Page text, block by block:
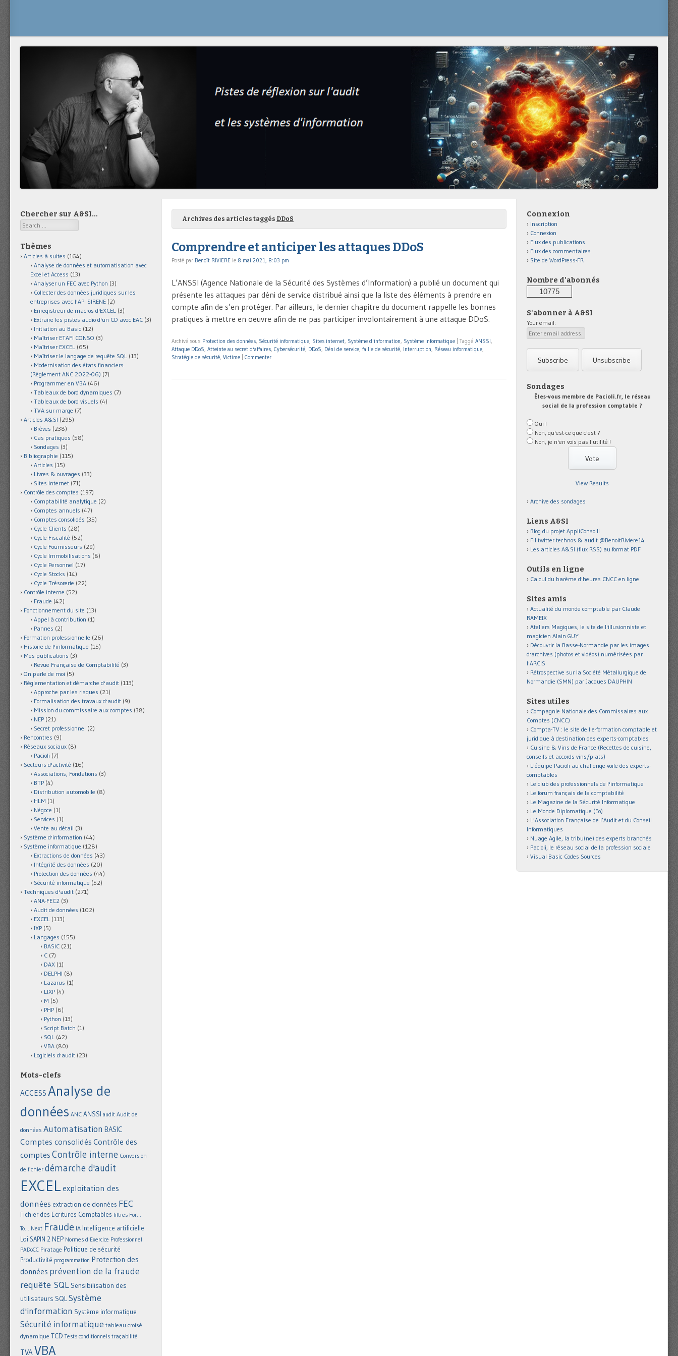
Archives des articles taggés DDoS
Comprendre et anticiper les attaques DDoS
Posté par Benoît RIVIERE le 8 mai 2021, 8:03 pm
L’ANSSI (Agence Nationale de la Sécurité des Systèmes d’Information) a publié un document qui
présente les attaques par déni de service distribué ainsi que la liste des éléments à prendre en
compte afin de s’en protéger. Par ailleurs, le dernier chapitre du document rappelle les bonnes
pratiques à mettre en oeuvre afin de ne pas participer involontairement à une attaque DDoS.
Archivé sous Protection des données, Sécurité informatique, Sites internet, Système d'information, Système informatique Taggé ANSSI,
Attaque DDoS, Atteinte au secret d'affaires, Cybersécurité, DDoS, Déni de service, faille de sécurité, Interruption, Réseau informatique,
Stratégie de sécurité, Victime Commenter
Chercher sur A&SI…
Search
Thèmes
Articles à suites (164)
Analyse de données et automatisation avec
Excel et Access (13)
Analyser un FEC avec Python (3)
Collecter des données juridiques sur les
entreprises avec l'API SIRENE (2)
Enregistreur de macros d'EXCEL (3)
Extraire les pistes audio d'un CD avec EAC (3)
Initiation au Basic (12)
Maîtriser ETAFI CONSO (3)
Maîtriser EXCEL (65)
Maîtriser le langage de requête SQL (13)
Modernisation des états financiers
(Règlement ANC 2022-06) (7)
Programmer en VBA (46)
Tableaux de bord dynamiques (7)
Tableaux de bord visuels (4)
TVA sur marge (7)
Articles A&SI (295)
Brèves (238)
Cas pratiques (58)
Sondages (3)
Bibliographie (115)
Articles (15)
Livres & ouvrages (33)
Sites internet (71)
Contrôle des comptes (197)
Comptabilité analytique (2)
Comptes annuels (47)
Comptes consolidés (35)
Cycle Clients (28)
Cycle Fiscalité (52)
Cycle Fournisseurs (29)
Cycle Immobilisations (8)
Cycle Personnel (17)
Cycle Stocks (14)
Cycle Trésorerie (22)
Contrôle interne (52)
Fraude (42)
Fonctionnement du site (13)
Appel à contribution (1)
Pannes (2)
Formation professionnelle (26)
Histoire de l'informatique (15)
Mes publications (3)
Revue Française de Comptabilité (3)
On parle de moi (5)
Réglementation et démarche d'audit (113)
Approche par les risques (21)
Formalisation des travaux d'audit (9)
Mission du commissaire aux comptes (38)
NEP (21)
Secret professionnel (2)
Rencontres (9)
Réseaux sociaux (8)
Pacioli (7)
Secteurs d'activité (16)
Associations, Fondations (3)
BTP (4)
Distribution automobile (8)
HLM (1)
Négoce (1)
Services (1)
Vente au détail (3)
Système d'information (44)
Système informatique (128)
Extractions de données (43)
Intégrité des données (20)
Protection des données (44)
Sécurité informatique (52)
Techniques d'audit (271)
ANA-FEC2 (3)
Audit de données (102)
EXCEL (113)
IXP (5)
Langages (155)
BASIC (21)
C (7)
DAX (1)
DELPHI (8)
Lazarus (1)
LIXP (4)
M (5)
PHP (6)
Python (13)
Script Batch (1)
SQL (42)
VBA (80)
Logiciels d'audit (23)
Mots-clefs
ACCESS Analyse de
données ANC ANSSI audit Audit de
données Automatisation BASIC
Comptes consolidés Contrôle des
comptes Contrôle interne Conversion
de fichier démarche d'audit
EXCEL exploitation des
données extraction de données FEC
Fichier des Ecritures Comptables filtres For...
To... Next Fraude IA Intelligence artificielle
Loi SAPIN 2 NEP Normes d'Exercice Professionnel
PADoCC Piratage Politique de sécurité
Productivité programmation Protection des
données prévention de la fraude
requête SQL Sensibilisation des
utilisateurs SQLSystème
d'information Système informatique
Sécurité informatique tableau croisé
dynamique TCD Tests conditionnels traçabilité
TVAVBA
Connexion
Inscription
Connexion
Flux des publications
Flux des commentaires
Site de WordPress-FR
Nombre d'abonnés
10775
S'abonner à A&SI
Your email:
Sondages
Êtes-vous membre de Pacioli.fr, le réseau
social de la profession comptable ?
Oui !
Non, qu'est-ce que c'est ?
Non, je n'en vois pas l'utilité !
View Results
Archive des sondages
Liens A&SI
Blog du projet AppliConso II
Fil twitter technos & audit @BenoitRiviere14
Les articles A&SI (flux RSS) au format PDF
Outils en ligne
Calcul du barème d'heures CNCC en ligne
Sites amis
Actualité du monde comptable par Claude
RAMEIX
Ateliers Magiques, le site de l'illusionniste et
magicien Alain GUY
Découvrir la Basse-Normandie par les images
d'archives (photos et vidéos) numérisées par
l'ARCIS
Rétrospective sur la Société Métallurgique de
Normandie (SMN) par Jacques DAUPHIN
Sites utiles
Compagnie Nationale des Commissaires aux
Comptes (CNCC)
Compta-TV : le site de l'e-formation comptable et
juridique à destination des experts-comptables
Cuisine & Vins de France (Recettes de cuisine,
conseils et accords vins/plats)
L'équipe Pacioli au challenge-voile des experts-
comptables
Le club des professionnels de l'informatique
Le forum français de la comptabilité
Le Magazine de la Sécurité Informatique
Le Monde Diplomatique (Eo)
L’Association Française de l’Audit et du Conseil
Informatiques
Nuage Agile, la tribu(ne) des experts branchés
Pacioli, le réseau social de la profession sociale
Visual Basic Codes Sources